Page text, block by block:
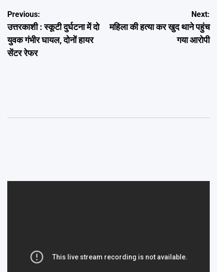
Post
navigation
Previous:
उत्तरकाशी : स्कूटी दुर्घटना में दो
युवक गंभीर घायल, दोनों हायर
सेंटर रेफर
Next:
महिला की हत्या कर खुद थाने पहुंच
गया आरोपी